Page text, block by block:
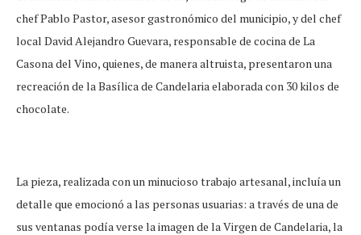
chef Pablo Pastor, asesor gastronómico del municipio, y del chef
local David Alejandro Guevara, responsable de cocina de La
Casona del Vino, quienes, de manera altruista, presentaron una
recreación de la Basílica de Candelaria elaborada con 30 kilos de
chocolate.
La pieza, realizada con un minucioso trabajo artesanal, incluía un
detalle que emocionó a las personas usuarias: a través de una de
sus ventanas podía verse la imagen de la Virgen de Candelaria, la